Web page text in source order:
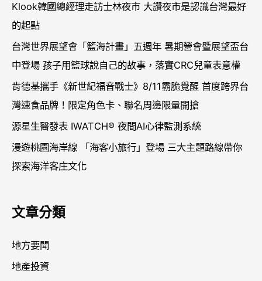
:
Klook韓國總經理走訪士林夜市 大讚夜市是認識台灣最好
的起點
台灣世界展望會「籃海計畫」五週年 暑期營會暨展望盃台
中登場 孩子用籃球說自己的故事，落實CRC兒童表意權
肯德基攜手《新世紀福音戰士》8/11霸脆覺醒 首度跨界台
灣速食品牌！限定角色卡、聯名周邊限量開搶
源星生醫發表 IWATCH® 夜間AI心律監測系統
漫遊桃園海岸線 「海客小旅行」登場 三大主題路線帶你
探索海洋客庄文化
文章分類
地方要聞
地產投資